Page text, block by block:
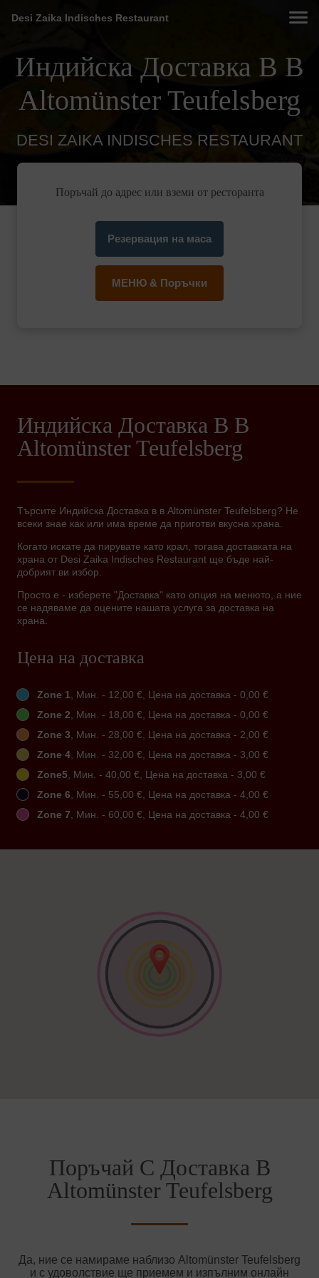
Desi Zaika Indisches Restaurant
Индийска Доставка В В
Altomünster Teufelsberg
DESI ZAIKA INDISCHES RESTAURANT
Поръчай до адрес или вземи от ресторанта
Резервация на маса
МЕНЮ & Поръчки
Индийска Доставка В В
Altomünster Teufelsberg
Търсите Индийска Доставка в в Altomünster Teufelsberg? Не
всеки знае как или има време да приготви вкусна храна.
Когато искате да пирувате като крал, тогава доставката на
храна от Desi Zaika Indisches Restaurant ще бъде най-
добрият ви избор.
Просто е - изберете "Доставка" като опция на менюто, а ние
се надяваме да оцените нашата услуга за доставка на
храна.
Цена на доставка
Zone 1, Мин. - 12,00 €, Цена на доставка - 0,00 €
Zone 2, Мин. - 18,00 €, Цена на доставка - 0,00 €
Zone 3, Мин. - 28,00 €, Цена на доставка - 2,00 €
Zone 4, Мин. - 32,00 €, Цена на доставка - 3,00 €
Zone5, Мин. - 40,00 €, Цена на доставка - 3,00 €
Zone 6, Мин. - 55,00 €, Цена на доставка - 4,00 €
Zone 7, Мин. - 60,00 €, Цена на доставка - 4,00 €
Поръчай С Доставка В
Altomünster Teufelsberg
Да, ние се намираме наблизо Altomünster Teufelsberg
и с удоволствие ще приемем и изпълним онлайн